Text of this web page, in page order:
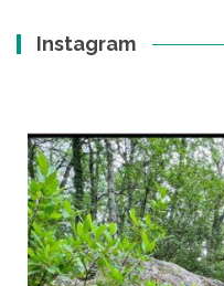
Instagram